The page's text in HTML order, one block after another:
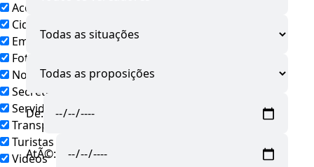
Acesso à Informação
Cidadão
Empresas
Fotos
Notícias
Secretarias
Servidor
Transparência
Turistas
Videos
De:
AtÃ©: